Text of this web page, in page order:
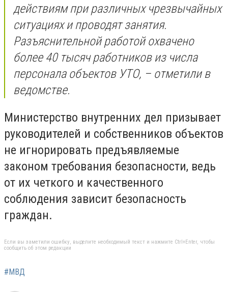
действиям при различных чрезвычайных
ситуациях и проводят занятия.
Разъяснительной работой охвачено
более 40 тысяч работников из числа
персонала объектов УТО, – отметили в
ведомстве.
Министерство внутренних дел призывает
руководителей и собственников объектов
не игнорировать предъявляемые
законом требования безопасности, ведь
от их четкого и качественного
соблюдения зависит безопасность
граждан.
Если вы заметили ошибку, выделите необходимый текст и нажмите Ctrl+Enter, чтобы
сообщить об этом редакции
#МВД